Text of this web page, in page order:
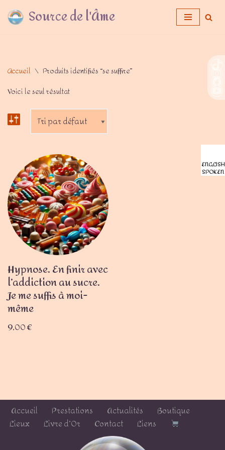
Aller Source de l'Âme
Accueil \ Produits identifiés “se suffire”
Voici le seul résultat
Hypnose. En finir avec
l’addiction au sucre.
Je me suffis à moi-
même
9,00€
Accueil Prestations Actualités
Boutique
Lieux
Livre d’Or Contact Liens
ENGLISH
SPOKEN